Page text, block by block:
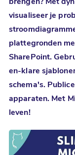
brengen? Met
visualiseer je
plattegronden
SharePoint.
en-klare
schema's.
apparaten. Met
leven!